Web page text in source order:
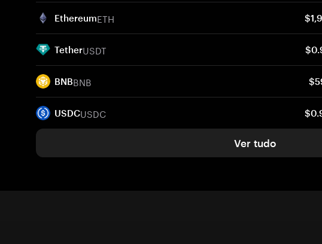
EthereumETH
TetherUSDT
BNBBNB
USDCUSDC
Ver tudo